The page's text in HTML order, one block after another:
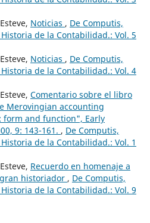
Noticias , De Computis,
de la Contabilidad.: Vol. 5
Noticias , De Computis,
de la Contabilidad.: Vol. 4
Comentario sobre el libro
Merovingian accounting
form and function", Early
9: 143-161. , De Computis,
de la Contabilidad.: Vol. 1
Recuerdo en homenaje a
historiador , De Computis,
de la Contabilidad.: Vol. 9